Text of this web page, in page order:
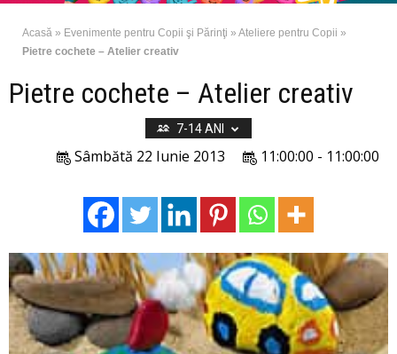
Acasă » Evenimente pentru Copii şi Părinţi » Ateliere pentru Copii »
Pietre cochete – Atelier creativ
Pietre cochete – Atelier creativ
7-14 ANI
11:00:00 - 11:00:00
Sâmbătă 22 Iunie 2013